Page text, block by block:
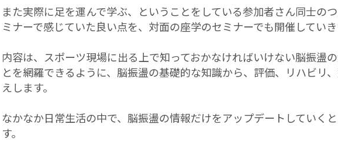
また実際に足を運んで学ぶ、ということをしている参加者さん同士の
ミナーで感じていた良い点を、対面の座学のセミナーでも開催していき
内容は、スポーツ現場に出る上で知っておかなければいけない脳振盪
とを網羅できるように、脳振盪の基礎的な知識から、評価、リハビリ
えします。
なかなか日常生活の中で、脳振盪の情報だけをアップデートしていく
す。